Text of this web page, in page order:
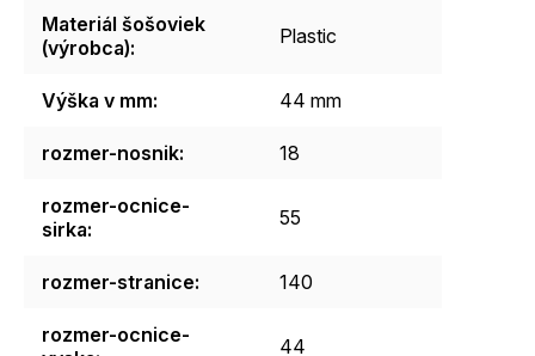
Materiál šošoviek
(výrobca): Plastic
Výška v mm: 44 mm
rozmer-nosnik: 18
rozmer-ocnice-
sirka: 55
rozmer-stranice: 140
rozmer-ocnice-
44